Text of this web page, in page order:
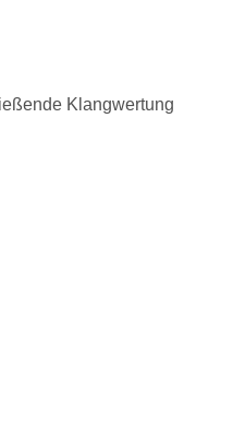
Klangwertung